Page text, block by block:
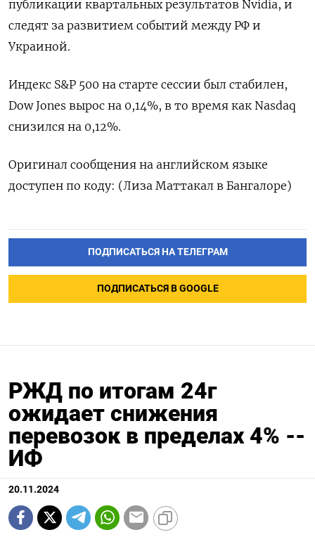
публикации квартальных результатов Nvidia, и
следят за развитием событий между РФ и
Украиной.
Индекс S&P 500 на старте сессии был стабилен,
Dow Jones вырос на 0,14%, в то время как Nasdaq
снизился на 0,12%.
Оригинал сообщения на английском языке
доступен по коду: (Лиза Маттакал в Бангалоре)
ПОДПИСАТЬСЯ НА ТЕЛЕГРАМ
ПОДПИСАТЬСЯ В GOOGLE
РЖД по итогам 24г
ожидает снижения
перевозок в пределах 4% --
ИФ
20.11.2024